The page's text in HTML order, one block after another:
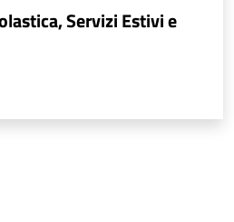
Servizi Estivi e